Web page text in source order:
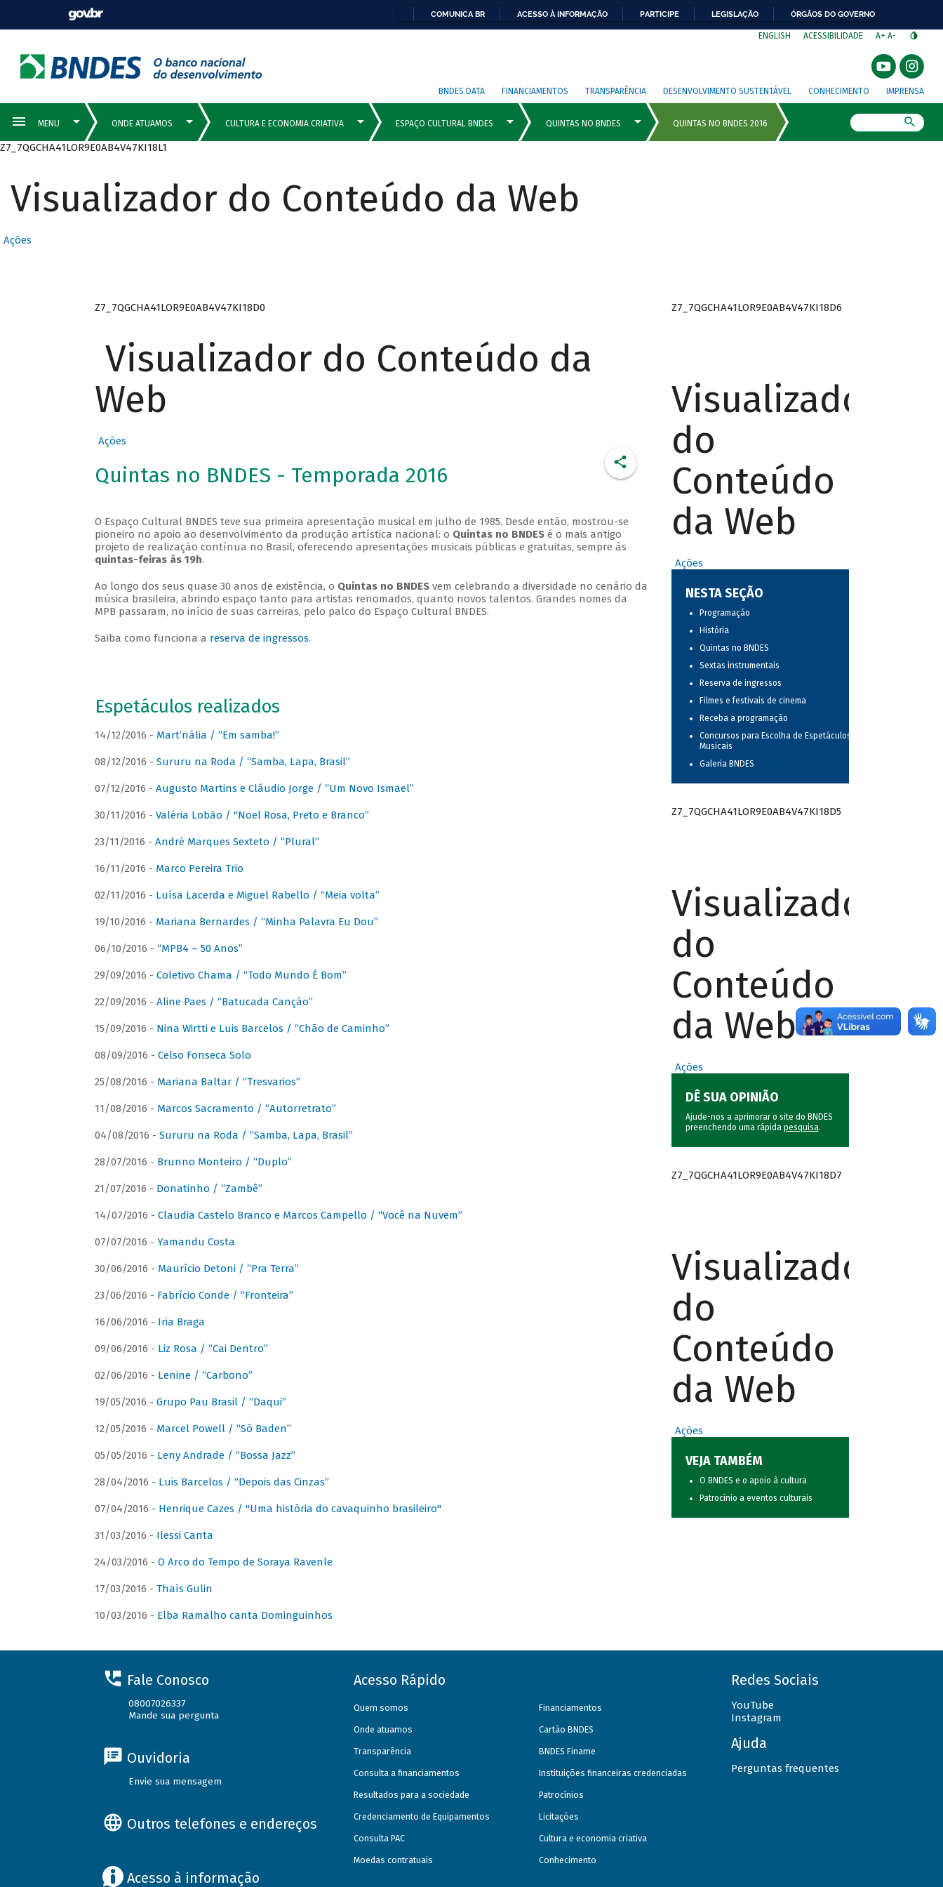
COMUNICA BR ACESSO À INFORMAÇÃO PARTICIPE LEGISLAÇÃO ÓRGÃOS DO GOVERNO
ENGLISH ACESSIBILIDADE A+ A-
BNDES DATA FINANCIAMENTOS TRANSPARÊNCIA DESENVOLVIMENTO SUSTENTÁVEL CONHECIMENTO IMPRENSA
Z7_7QGCHA41LOR9E0AB4V47KI18L1
Visualizador do Conteúdo da Web
Ações
Z7_7QGCHA41LOR9E0AB4V47KI18D0
Visualizador do Conteúdo da
Web
Ações
Quintas no BNDES - Temporada 2016
O Espaço Cultural BNDES teve sua primeira apresentação musical em julho de 1985. Desde então, mostrou-se
pioneiro no apoio ao desenvolvimento da produção artística nacional: o Quintas no BNDESé o mais antigo
projeto de realização contínua no Brasil, oferecendo apresentações musicais públicas e gratuitas, sempre às
quintas-feiras às 19h.
Ao longo dos seus quase 30 anos de existência, o Quintas no BNDESvem celebrando a diversidade no cenário da
música brasileira, abrindo espaço tanto para artistas renomados, quanto novos talentos. Grandes nomes da
MPB passaram, no início de suas carreiras, pelo palco do Espaço Cultural BNDES.
Saiba como funciona a reserva de ingressos.
Espetáculos realizados
14/12/2016 - Mart’nália / “Em samba!”
08/12/2016 - Sururu na Roda / “Samba, Lapa, Brasil”
07/12/2016 - Augusto Martins e Cláudio Jorge / “Um Novo Ismael”
30/11/2016 - Valéria Lobão / "Noel Rosa, Preto e Branco”
23/11/2016 - André Marques Sexteto / “Plural”
16/11/2016 - Marco Pereira Trio
02/11/2016 - Luísa Lacerda e Miguel Rabello / “Meia volta”
19/10/2016 - Mariana Bernardes / “Minha Palavra Eu Dou”
06/10/2016 - “MPB4 – 50 Anos”
29/09/2016 - Coletivo Chama / “Todo Mundo É Bom”
22/09/2016 - Aline Paes / “Batucada Canção”
15/09/2016 - Nina Wirtti e Luis Barcelos / “Chão de Caminho”
08/09/2016 - Celso Fonseca Solo
25/08/2016 - Mariana Baltar / “Tresvarios”
11/08/2016 - Marcos Sacramento / “Autorretrato”
04/08/2016 - Sururu na Roda / “Samba, Lapa, Brasil”
28/07/2016 - Brunno Monteiro / “Duplo”
21/07/2016 - Donatinho / “Zambê”
14/07/2016 - Claudia Castelo Branco e Marcos Campello / “Você na Nuvem”
07/07/2016 - Yamandu Costa
30/06/2016 - Maurício Detoni / “Pra Terra”
23/06/2016 - Fabrício Conde / “Fronteira”
16/06/2016 - Iria Braga
09/06/2016 - Liz Rosa / “Cai Dentro”
02/06/2016 - Lenine / “Carbono”
19/05/2016 - Grupo Pau Brasil / “Daqui”
12/05/2016 - Marcel Powell / “Só Baden”
05/05/2016 - Leny Andrade / “Bossa Jazz”
28/04/2016 - Luis Barcelos / “Depois das Cinzas”
07/04/2016 - Henrique Cazes / "Uma história do cavaquinho brasileiro"
31/03/2016 - Ilessi Canta
24/03/2016 - O Arco do Tempo de Soraya Ravenle
17/03/2016 - Thaís Gulin
10/03/2016 - Elba Ramalho canta Dominguinhos
Z7_7QGCHA41LOR9E0AB4V47KI18D6
Visualizador
do
Conteúdo
da Web
Ações
NESTA SEÇÃO
Programação
História
Quintas no BNDES
Sextas instrumentais
Reserva de ingressos
Filmes e festivais de cinema
Receba a programação
Concursos para Escolha de Espetáculos
Musicais
Galeria BNDES
Z7_7QGCHA41LOR9E0AB4V47KI18D5
Visualizador
do
Conteúdo
da Web
Ações
DÊ SUA OPINIÃO
Ajude-nos a aprimorar o site do BNDES
preenchendo uma rápida pesquisa.
Z7_7QGCHA41LOR9E0AB4V47KI18D7
Visualizador
do
Conteúdo
da Web
Ações
VEJA TAMBÉM
O BNDES e o apoio à cultura
Patrocínio a eventos culturais
Fale Conosco
08007026337
Mande sua pergunta
Ouvidoria
Envie sua mensagem
Outros telefones e endereços
Acesso à informação
Acesso Rápido
Quem somos
Onde atuamos
Transparência
Consulta a financiamentos
Resultados para a sociedade
Credenciamento de Equipamentos
Consulta PAC
Moedas contratuais
Financiamentos
Cartão BNDES
BNDES Finame
Instituições financeiras credenciadas
Patrocínios
Licitações
Cultura e economia criativa
Conhecimento
Redes Sociais
YouTube
Instagram
Ajuda
Perguntas frequentes